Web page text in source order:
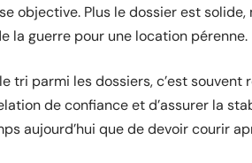
objective. Plus le dossier est
la guerre pour une location pérenne.
tri parmi les dossiers, c’est
de confiance et d’assurer la
aujourd’hui que de devoir courir